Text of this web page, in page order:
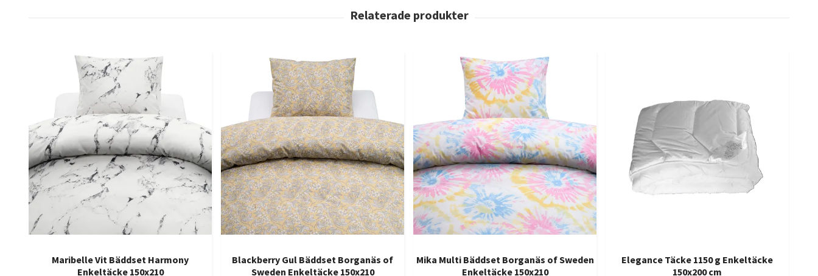
Maribelle Vit Bäddset Harmony
Enkeltäcke 150x210
Blackberry Gul Bäddset Borganäs of
Sweden Enkeltäcke 150x210
Mika Multi Bäddset Borganäs of Sweden
Enkeltäcke 150x210
Elegance Täcke 1150 g Enkeltäcke
150x200 cm